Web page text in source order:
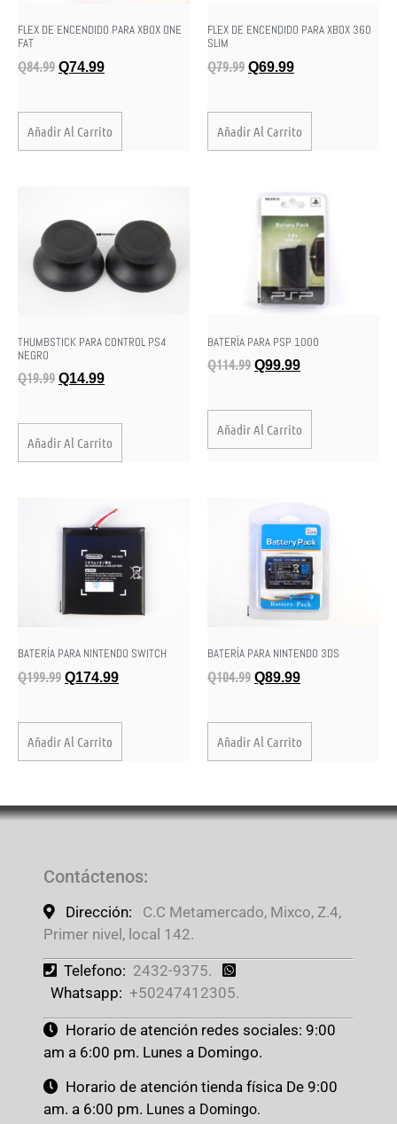
FLEX DE ENCENDIDO PARA XBOX ONE
FAT
Q84.99 Q74.99
Añadir Al Carrito
FLEX DE ENCENDIDO PARA XBOX 360
SLIM
Q79.99 Q69.99
Añadir Al Carrito
THUMBSTICK PARA CONTROL PS4
NEGRO
Q19.99 Q14.99
Añadir Al Carrito
BATERÍA PARA PSP 1000
Q114.99 Q99.99
Añadir Al Carrito
BATERÍA PARA NINTENDO SWITCH
Q199.99 Q174.99
Añadir Al Carrito
BATERÍA PARA NINTENDO 3DS
Q104.99 Q89.99
Añadir Al Carrito
Contáctenos:
Dirección:
C.C Metamercado, Mixco, Z.4,
Primer nivel, local 142.
Telefono: 2432-9375.
Whatsapp: +50247412305.
Horario de atención redes sociales: 9:00
am a 6:00 pm. Lunes a Domingo.
Horario de atención tienda física De 9:00
am. a 6:00 pm. Lunes a Domingo.